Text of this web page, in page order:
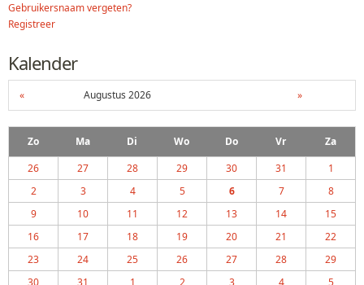
Gebruikersnaam vergeten?
Registreer
Kalender
« Augustus 2026 »
Zo Ma Di Wo Do Vr
Za
26
27 28 29 30 31
1
2
3 4 5 6 7
8
9
10 11 12 13 14
15
16
17 18 19 20 21
22
23
24 25 26 27 28
29
30
31 1 2 3 4 5